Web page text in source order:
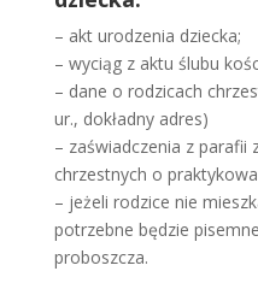
– akt urodzenia dziecka;
– wyciąg z aktu ślubu
– dane o rodzicach
ur., dokładny adres)
– zaświadczenia z parafii
chrzestnych o
– jeżeli rodzice nie
potrzebne będzie
proboszcza.